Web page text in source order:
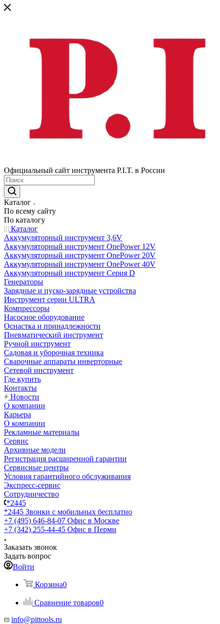
Официальный сайт инструмента P.I.T. в России
Каталог
По всему сайту
По каталогу
Каталог
Аккумуляторный инструмент 3,6V
Аккумуляторный инструмент OnePower 12V
Аккумуляторный инструмент OnePower 20V
Аккумуляторный инструмент OnePower 40V
Аккумуляторный инструмент Серия D
Генераторы
Зарядные и пуско-зарядные устройства
Инструмент серии ULTRA
Компрессоры
Насосное оборудование
Оснастка и принадлежности
Пневматический инструмент
Ручной инструмент
Садовая и уборочная техника
Сварочные аппараты инверторные
Сетевой инструмент
Где купить
Контакты
Новости
О компании
Карьера
О компании
Рекламные материалы
Сервис
Архивные модели
Регистрация расширенной гарантии
Сервисные центры
Условия гарантийного обслуживания
Экспресс-сервис
Сотрудничество
*2445
*2445 Звонки с мобильных бесплатно
+7 (495) 646-84-07 Офис в Москве
+7 (342) 255-44-45 Офис в Перми
Заказать звонок
Задать вопрос
Войти
Корзина0
Сравнение товаров0
info@pittools.ru